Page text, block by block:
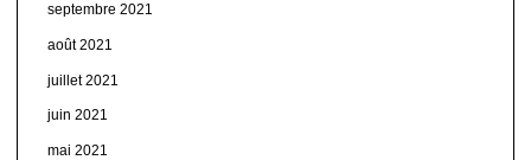
septembre 2021
août 2021
juillet 2021
juin 2021
mai 2021